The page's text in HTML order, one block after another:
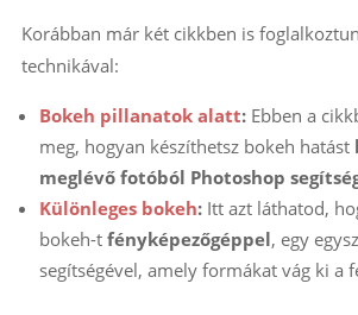
Korábban már két cikkben is
technikával:
Bokeh pillanatok alatt:Ebben a
meg, hogyan készíthetsz bokeh hatást
meglévő fotóból Photoshop
Különleges bokeh:Itt azt láthatod,
bokeh-t fényképezőgéppel, egy
segítségével, amely formákat vág ki a